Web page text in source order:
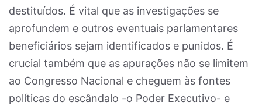
destituídos. É vital que as investigações se
aprofundem e outros eventuais parlamentares
beneficiários sejam identificados e punidos. É
crucial também que as apurações não se limitem
ao Congresso Nacional e cheguem às fontes
políticas do escândalo -o Poder Executivo- e